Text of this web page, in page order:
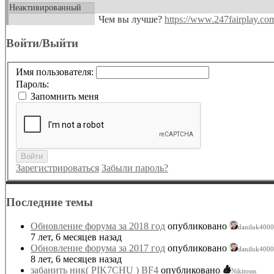
Неактивированный
Чем вы лучше? https://
Войти/Выйти
Имя пользователя:
Пароль:
Запомнить меня
Войти
Зарегистрироваться Забыли пароль?
Последние темы
Обновление форума за 2018 год опубликовано daniluk4000
7 лет, 6 месяцев назад
Обновление форума за 2017 год опубликовано daniluk4000
8 лет, 6 месяцев назад
забанить ник( PIK7CHU ) BF4 опубликовано Nikitosss